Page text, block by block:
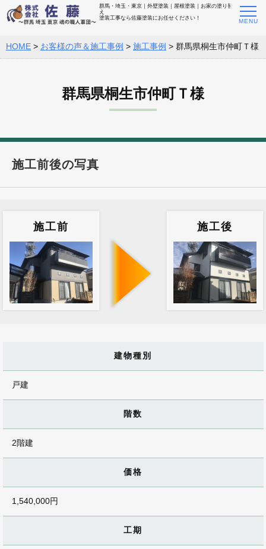
群馬・埼玉・東京｜外壁塗装｜屋根塗装｜お家の塗り替
え
塗装工事なら佐藤塗装にお任せください！
HOME > お客様の声＆施工事例 > 施工事例 > 群馬県桐生市仲町Ｔ様
群馬県桐生市仲町Ｔ様
施工前後の写真
施工前 施工後
建物種別
戸建
階数
2階建
価格
1,540,000円
工期